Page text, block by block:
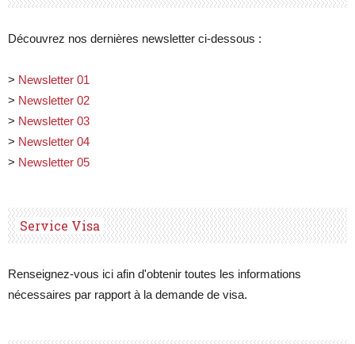
Découvrez nos dernières newsletter ci-dessous :
> Newsletter 01
> Newsletter 02
> Newsletter 03
> Newsletter 04
> Newsletter 05
Service Visa
Renseignez-vous ici afin d'obtenir toutes les informations
nécessaires par rapport à la demande de visa.